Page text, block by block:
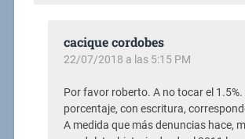
cacique cordobes
22/07/2018 a las 5:15 PM
Por favor roberto. A no tocar el 1.5%.
porcentaje, con escritura,
A medida que más denuncias hace,